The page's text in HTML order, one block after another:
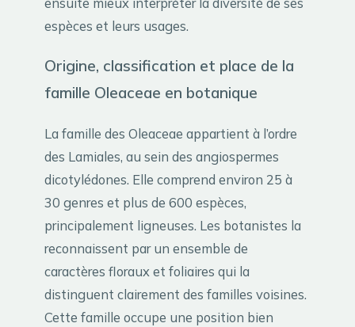
espèces et leurs usages.
Origine, classification et place de la
famille Oleaceae en botanique
La famille des Oleaceae appartient à l’ordre
des Lamiales, au sein des angiospermes
dicotylédones. Elle comprend environ 25 à
30 genres et plus de 600 espèces,
principalement ligneuses. Les botanistes la
reconnaissent par un ensemble de
caractères floraux et foliaires qui la
distinguent clairement des familles voisines.
Cette famille occupe une position bien